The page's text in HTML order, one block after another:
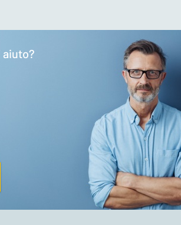
aiuto?